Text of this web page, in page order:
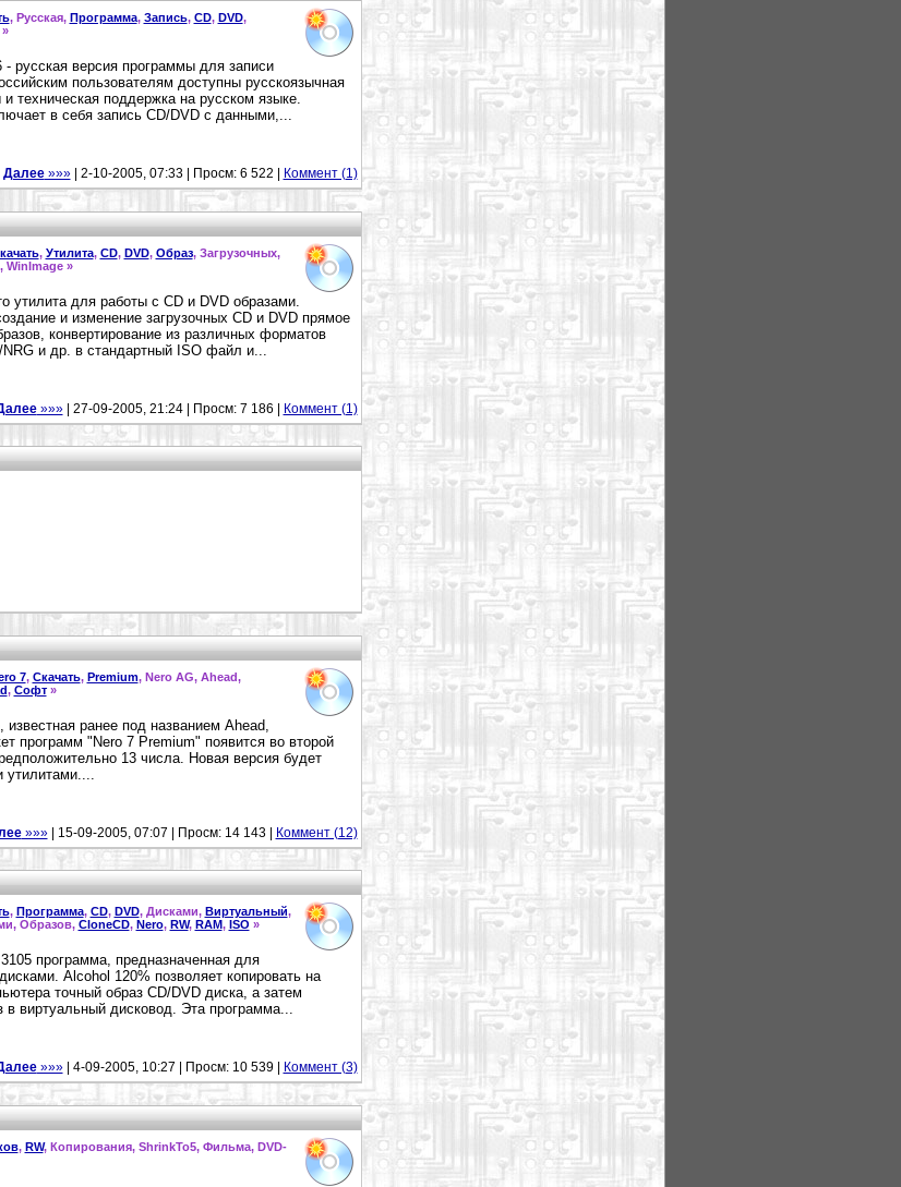
, Русская, Программа, Запись, CD, DVD,
- русская версия программы для записи
пользователям доступны русскоязычная
техническая поддержка на русском языке.
в себя запись СD/DVD с данными,...
Далее»»»| 2-10-2005, 07:33 | Просм: 6 522 | Коммент (1)
, Утилита, CD, DVD, Образ, Загрузочных,
WinImage »
утилита для работы с CD и DVD образами.
и изменение загрузочных CD и DVD прямое
конвертирование из различных форматов
и др. в стандартный ISO файл и...
»»»| 27-09-2005, 21:24 | Просм: 7 186 | Коммент (1)
7, Скачать, Premium, Nero AG, Ahead,
, Софт»
известная ранее под названием Ahead,
программ "Nero 7 Premium" появится во второй
13 числа. Новая версия будет
»»»| 15-09-2005, 07:07 | Просм: 14 143 | Коммент (12)
, Программа, CD, DVD, Дисками, Виртуальный,
Образов, CloneCD, Nero, RW, RAM, ISO »
программа, предназначенная для
Alcohol 120% позволяет копировать на
точный образ CD/DVD диска, а затем
в виртуальный дисковод. Эта программа...
»»»| 4-09-2005, 10:27 | Просм: 10 539 | Коммент (3)
, RW, Копирования, ShrinkTo5, Фильма, DVD-